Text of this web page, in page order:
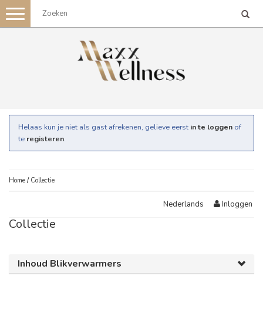
Toggle
navigation
Helaas kun je niet als gast afrekenen, gelieve eerst in te loggen of
te registeren.
Home / Collectie
Nederlands Inloggen
Collectie
Inhoud Blikverwarmers